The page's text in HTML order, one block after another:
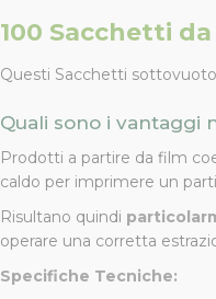
100 Sacchetti
Questi Sacchetti
Quali sono i vantaggi
Prodotti a partire da film
caldo per imprimere un
Risultano quindi
operare una corretta
Specifiche Tecniche: